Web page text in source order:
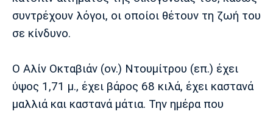
Media
Γιουνάιτεντ
Τσέλσι Άρσεναλ
συντρέχουν λόγοι, οι οποίοι θέτουν τη ζωή του
σε κίνδυνο.
Ο Αλίν Οκταβιάν (ον.) Ντουμίτρου (επ.) έχει
ύψος 1,71 μ., έχει βάρος 68 κιλά, έχει καστανά
μαλλιά και καστανά μάτια. Την ημέρα που